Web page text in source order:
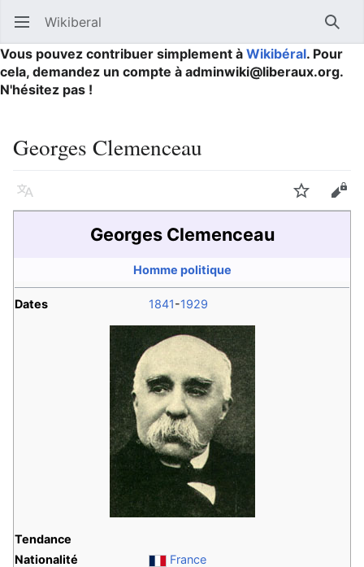
Ouvrir le menu principal Wikiberal
Vous pouvez contribuer simplement à Wikibéral. Pour
cela, demandez un compte à adminwiki@liberaux.org.
N'hésitez pas !
Georges Clemenceau
Langue Suivre
Georges Clemenceau
Homme politique
Dates 1841-1929
Tendance
Nationalité
France